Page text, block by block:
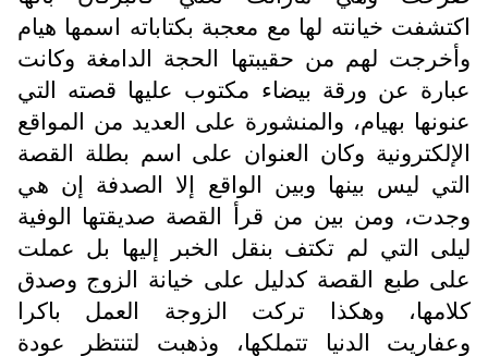
اكتشفت خيانته لها مع معجبة بكتاباته اسمها هيام
وأخرجت لهم من حقيبتها الحجة الدامغة وكانت
عبارة عن ورقة بيضاء مكتوب عليها قصته التي
عنونها بهيام، والمنشورة على العديد من المواقع
الإلكترونية وكان العنوان على اسم بطلة القصة
التي ليس بينها وبين الواقع إلا الصدفة إن هي
وجدت، ومن بين من قرأ القصة صديقتها الوفية
ليلى التي لم تكتف بنقل الخبر إليها بل عملت
على طبع القصة كدليل على خيانة الزوج وصدق
كلامها، وهكذا تركت الزوجة العمل باكرا
وعفاريت الدنيا تتملكها، وذهبت لتنتظر عودة